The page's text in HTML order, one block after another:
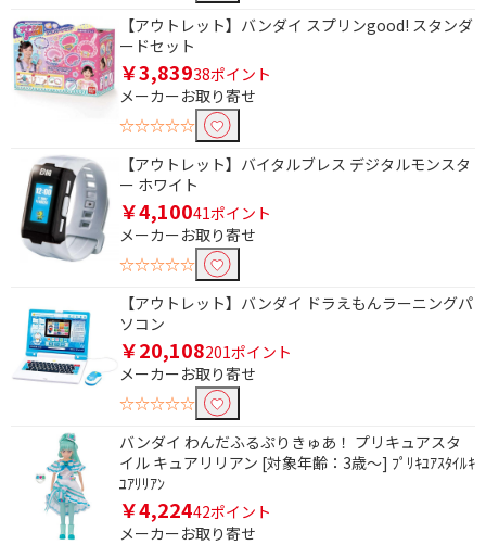
【アウトレット】バンダイ スプリンgood! スタンダ
ードセット
￥3,83938ポイント
メーカーお取り寄せ
☆☆☆☆☆
【アウトレット】バイタルブレス デジタルモンスタ
ー ホワイト
￥4,10041ポイント
メーカーお取り寄せ
☆☆☆☆☆
【アウトレット】バンダイ ドラえもんラーニングパ
ソコン
￥20,108201ポイント
メーカーお取り寄せ
☆☆☆☆☆
バンダイ わんだふるぷりきゅあ！ プリキュアスタ
イル キュアリリアン [対象年齢：3歳～] ﾌﾟﾘｷﾕｱｽﾀｲﾙｷ
ﾕｱﾘﾘｱﾝ
￥4,22442ポイント
メーカーお取り寄せ
条件で絞り込む
フリーワードで絞り込む
除外する
除外する にチェックを入れると、指定したワード
を除外して検索します。
価格で絞り込む